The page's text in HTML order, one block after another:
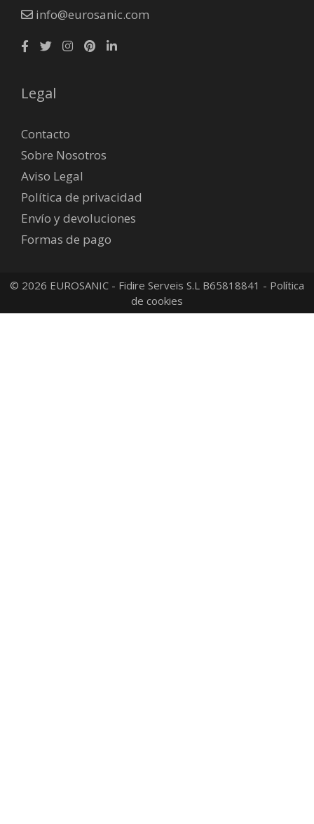
info@eurosanic.com
Legal
Contacto
Sobre Nosotros
Aviso Legal
Política de privacidad
Envío y devoluciones
Formas de pago
© 2026 EUROSANIC - Fidire Serveis S.L B65818841 - Política
de cookies